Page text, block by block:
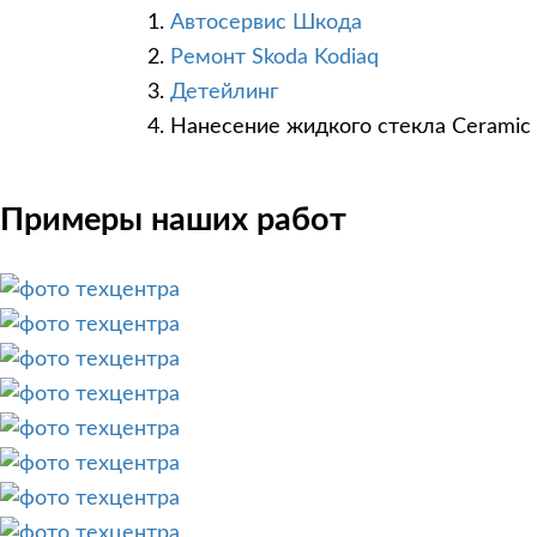
Автосервис Шкода
Ремонт Skoda Kodiaq
Детейлинг
Нанесение жидкого стекла Ceramic
Примеры наших работ